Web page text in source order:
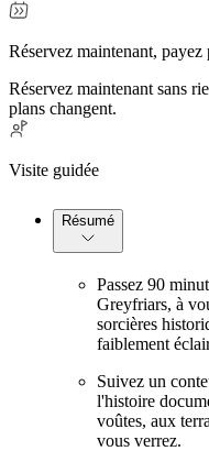
Réservez maintenant, payez
Réservez maintenant sans
plans changent.
Visite guidée
Résumé
Passez 90
Greyfriars, à
sorcières
faiblement
Suivez un
l'histoire
voûtes, aux
vous verrez.